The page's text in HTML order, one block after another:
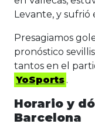
Levante, y sufrió
Presagiamos
pronóstico
tantos en el
YoSports .
Horario y
Barcelona